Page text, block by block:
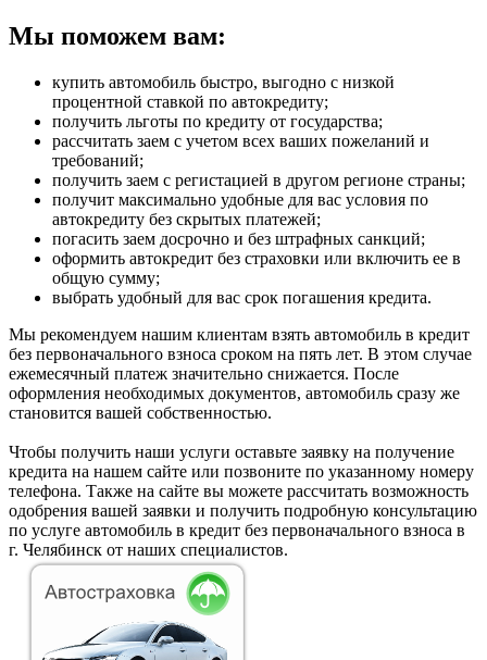
Мы поможем вам:
купить автомобиль быстро, выгодно с низкой
процентной ставкой по автокредиту;
получить льготы по кредиту от государства;
рассчитать заем с учетом всех ваших пожеланий и
требований;
получить заем с регистацией в другом регионе страны;
получит максимально удобные для вас условия по
автокредиту без скрытых платежей;
погасить заем досрочно и без штрафных санкций;
оформить автокредит без страховки или включить ее в
общую сумму;
выбрать удобный для вас срок погашения кредита.
Мы рекомендуем нашим клиентам взять автомобиль в кредит
без первоначального взноса сроком на пять лет. В этом случае
ежемесячный платеж значительно снижается. После
оформления необходимых документов, автомобиль сразу же
становится вашей собственностью.
Чтобы получить наши услуги оставьте заявку на получение
кредита на нашем сайте или позвоните по указанному номеру
телефона. Также на сайте вы можете рассчитать возможность
одобрения вашей заявки и получить подробную консультацию
по услуге автомобиль в кредит без первоначального взноса в
г. Челябинск от наших специалистов.